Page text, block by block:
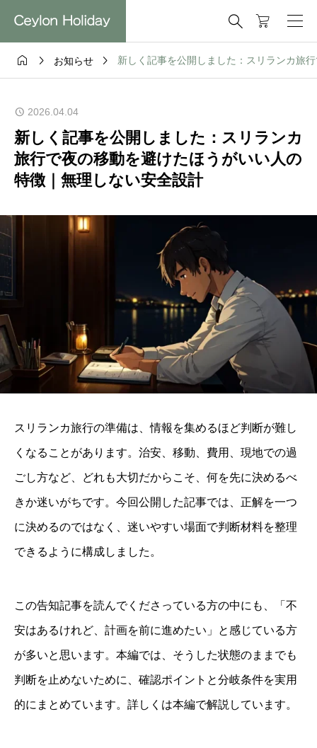

  お知らせ  新しく記事を公開しました：スリランカ旅
2026.04.04
新しく記事を公開しました：スリランカ
旅行で夜の移動を避けたほうがいい人の
特徴｜無理しない安全設計
スリランカ旅行の準備は、情報を集めるほど判断が難し
くなることがあります。治安、移動、費用、現地での過
ごし方など、どれも大切だからこそ、何を先に決めるべ
きか迷いがちです。今回公開した記事では、正解を一つ
に決めるのではなく、迷いやすい場面で判断材料を整理
できるように構成しました。
この告知記事を読んでくださっている方の中にも、「不
安はあるけれど、計画を前に進めたい」と感じている方
が多いと思います。本編では、そうした状態のままでも
判断を止めないために、確認ポイントと分岐条件を実用
的にまとめています。詳しくは本編で解説しています。